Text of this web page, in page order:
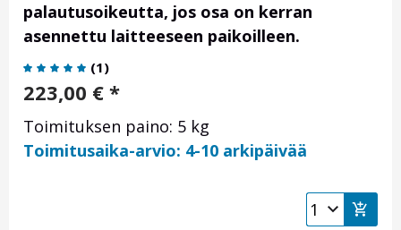
palautusoikeutta, jos osa on kerran
asennettu laitteeseen paikoilleen.
(1)
223,00 € *
Toimituksen paino: 5 kg
Toimitusaika-arvio: 4-10 arkipäivää